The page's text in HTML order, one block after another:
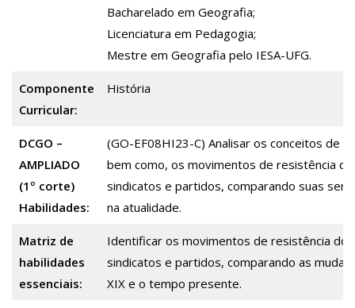
Bacharelado em Geografia;
Licenciatura em Pedagogia;
Mestre em Geografia pelo IESA-UFG.
Componente
Curricular:
História
DCGO –
AMPLIADO
(1º corte)
Habilidades:
(GO-EF08HI23-C) Analisar os conceitos de
bem como, os movimentos de resistência
sindicatos e partidos, comparando suas
na atualidade.
Matriz de
habilidades
essenciais:
Identificar os movimentos de resistência
sindicatos e partidos, comparando as
XIX e o tempo presente.